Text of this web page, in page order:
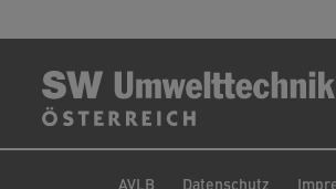
AVLB Datenschutz